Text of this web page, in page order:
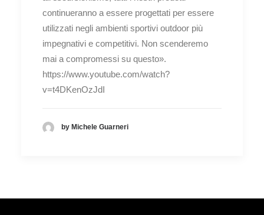
continueranno a essere progettati per essere
utilizzati negli ambienti sportivi outdoor più
impegnativi e competitivi. Non scenderemo
mai a compromessi su questo».
https://www.youtube.com/watch?
v=t4DKenOzJdI
by Michele Guarneri